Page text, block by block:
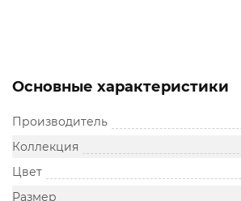
Основные характеристики
Производитель
Коллекция
Цвет
Размер